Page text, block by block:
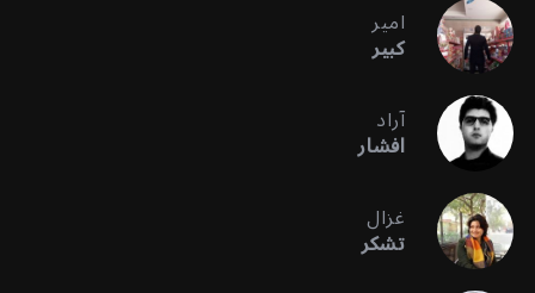
امیر
کبیر
آراد
افشار
غزال
تشکر